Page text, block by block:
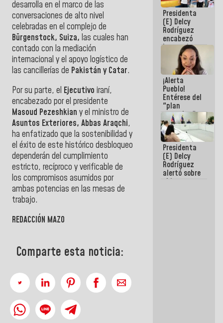
desarrolla en el marco de las
conversaciones de alto nivel
celebradas en el complejo de
Bürgenstock, Suiza, las cuales han
contado con la mediación
internacional y el apoyo logístico de
las cancillerías de Pakistán y Catar.
Por su parte, el Ejecutivo iraní,
encabezado por el presidente
Masoud Pezeshkian y el ministro de
Asuntos Exteriores, Abbas Araqchi,
ha enfatizado que la sostenibilidad y
el éxito de este histórico desbloqueo
dependerán del cumplimiento
estricto, recíproco y verificable de
los compromisos asumidos por
ambas potencias en las mesas de
trabajo.
REDACCIÓN MAZO
Comparte esta noticia:
recuperación
del Sistema
Eléctrico
Nacional
Presidenta
(E) Delcy
Rodríguez
encabezó
lanzamiento
del Plan
Nacional de
Recreación
Vacacional
¡Alerta
Pueblo!
Entérese del
"plan
enjambre"
de La Sayo
para
sabotear el
diálogo y
promover el
caos
Presidenta
(E) Delcy
Rodríguez
alertó sobre
el impacto